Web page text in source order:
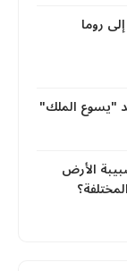
روما
"يسوع الملك"
الأرض